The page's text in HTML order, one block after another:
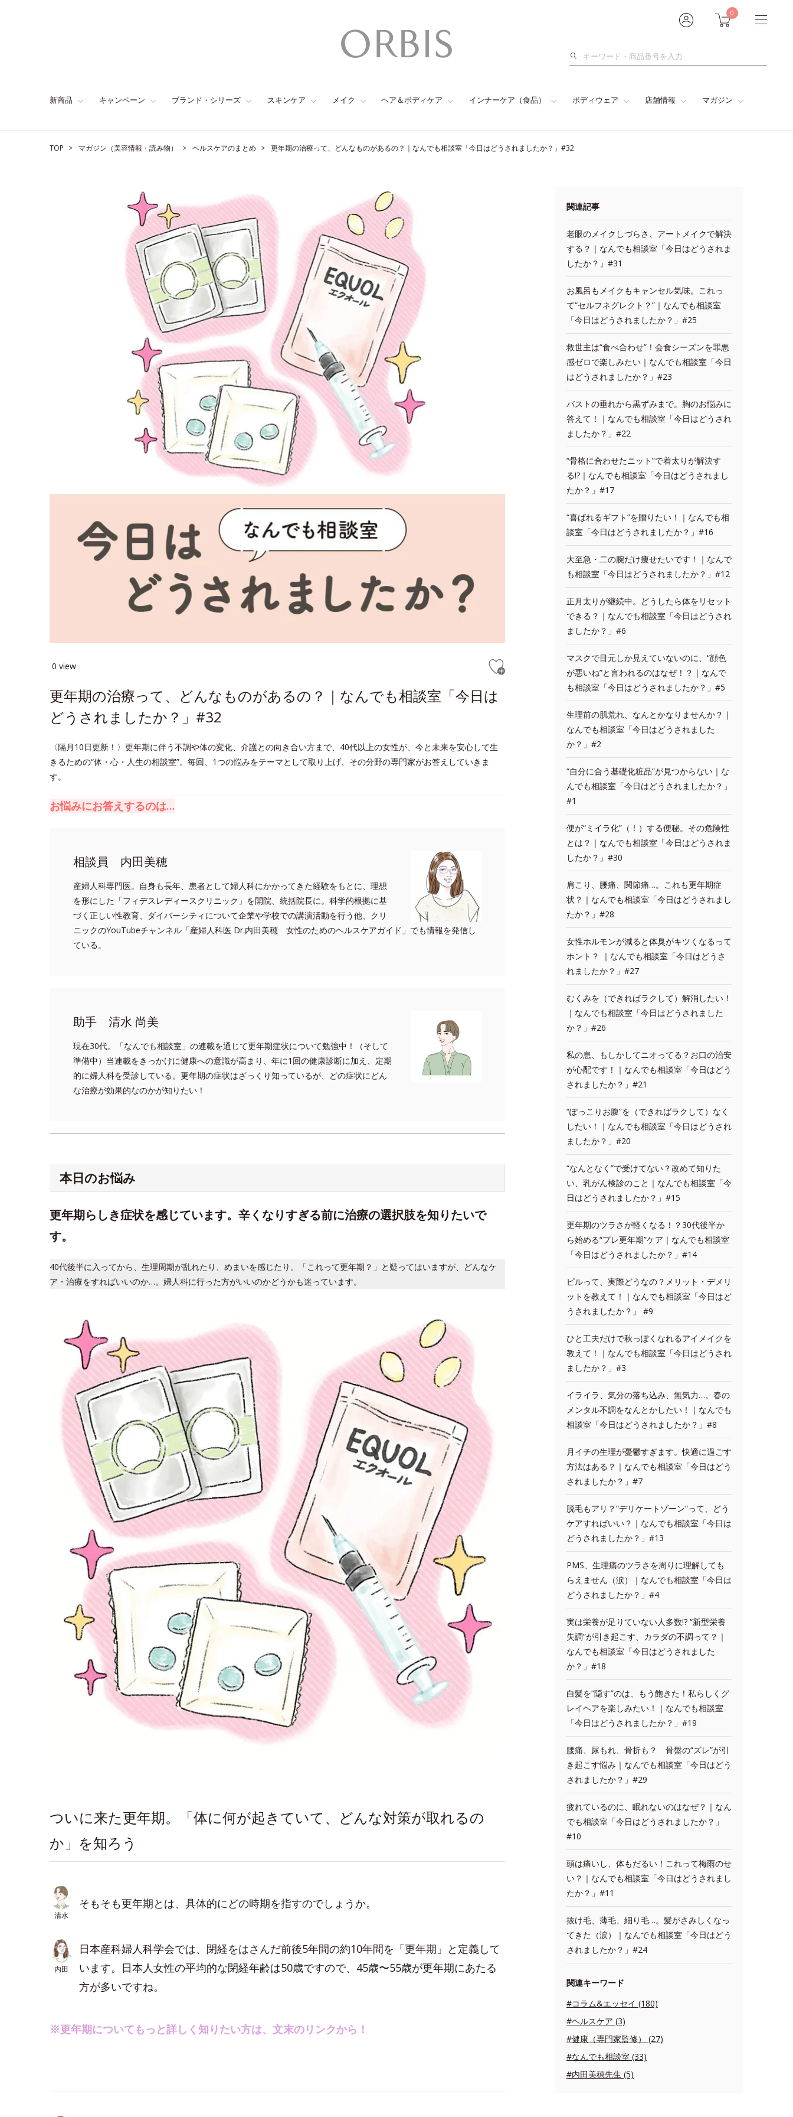
0
検
新商品 キャンペーン ブランド・シリーズ スキンケア メイク ヘア＆ボディケア インナーケア（食品） ボディウェア 店舗情報 マガジン
TOP マガジン（美容情報・読み物） ヘルスケアのまとめ 更年期の治療って、どんなものがあるの？｜なんでも相談室「今日はどうされましたか？」#32
0 view
更年期の治療って、どんなものがあるの？｜なんでも相談室「今日は
どうされましたか？」#32
〈隔月10日更新！〉更年期に伴う不調や体の変化、介護との向き合い方まで、40代以上の女性が、今と未来を安心して生
きるための“体・心・人生の相談室”。毎回、1つの悩みをテーマとして取り上げ、その分野の専門家がお答えしていきま
す。
お悩みにお答えするのは…
相談員 内田美穂
産婦人科専門医。自身も長年、患者として婦人科にかかってきた経験をもとに、理想
を形にした「フィデスレディースクリニック」を開院、統括院長に。科学的根拠に基
づく正しい性教育、ダイバーシティについて企業や学校での講演活動を行う他、クリ
ニックのYouTubeチャンネル「産婦人科医 Dr.内田美穂 女性のためのヘルスケアガイド」でも情報を発信し
ている。
助手 清水 尚美
現在30代。「なんでも相談室」の連載を通じて更年期症状について勉強中！（そして
準備中）当連載をきっかけに健康への意識が高まり、年に1回の健康診断に加え、定期
的に婦人科を受診している。更年期の症状はざっくり知っているが、どの症状にどん
な治療が効果的なのかが知りたい！
本日のお悩み
更年期らしき症状を感じています。辛くなりすぎる前に治療の選択肢を知りたいで
す。
40代後半に入ってから、生理周期が乱れたり、めまいを感じたり。「これって更年期？」と疑ってはいますが、どんなケ
ア・治療をすればいいのか…。婦人科に行った方がいいのかどうかも迷っています。
ついに来た更年期。「体に何が起きていて、どんな対策が取れるの
か」を知ろう
清水
そもそも更年期とは、具体的にどの時期を指すのでしょうか。
内田
日本産科婦人科学会では、閉経をはさんだ前後5年間の約10年間を「更年期」と定義して
います。日本人女性の平均的な閉経年齢は50歳ですので、45歳〜55歳が更年期にあたる
方が多いですね。
※更年期についてもっと詳しく知りたい方は、文末のリンクから！
関連記事
老眼のメイクしづらさ、アートメイクで解決
する？｜なんでも相談室「今日はどうされま
したか？」#31
お風呂もメイクもキャンセル気味。これっ
て“セルフネグレクト？”｜なんでも相談室
「今日はどうされましたか？」#25
救世主は“食べ合わせ”！会食シーズンを罪悪
感ゼロで楽しみたい｜なんでも相談室「今日
はどうされましたか？」#23
バストの垂れから黒ずみまで。胸のお悩みに
答えて！｜なんでも相談室「今日はどうされ
ましたか？」#22
“骨格に合わせたニット”で着太りが解決す
る!?｜なんでも相談室「今日はどうされまし
たか？」#17
“喜ばれるギフト”を贈りたい！｜なんでも相
談室「今日はどうされましたか？」#16
大至急・二の腕だけ痩せたいです！｜なんで
も相談室「今日はどうされましたか？」#12
正月太りが継続中。どうしたら体をリセット
できる？｜なんでも相談室「今日はどうされ
ましたか？」#6
マスクで目元しか見えていないのに、“顔色
が悪いね”と言われるのはなぜ！？｜なんで
も相談室「今日はどうされましたか？」#5
生理前の肌荒れ、なんとかなりませんか？｜
なんでも相談室「今日はどうされました
か？」#2
“自分に合う基礎化粧品”が見つからない｜な
んでも相談室「今日はどうされましたか？」
#1
便が“ミイラ化”（！）する便秘。その危険性
とは？｜なんでも相談室「今日はどうされま
したか？」#30
肩こり、腰痛、関節痛…。これも更年期症
状？｜なんでも相談室「今日はどうされまし
たか？」#28
女性ホルモンが減ると体臭がキツくなるって
ホント？ ｜なんでも相談室「今日はどうさ
れましたか？」#27
むくみを（できればラクして）解消したい！
｜なんでも相談室「今日はどうされました
か？」#26
私の息、もしかしてニオってる？お口の治安
が心配です！｜なんでも相談室「今日はどう
されましたか？」#21
“ぽっこりお腹”を（できればラクして）なく
したい！｜なんでも相談室「今日はどうされ
ましたか？」#20
“なんとなく”で受けてない？改めて知りた
い、乳がん検診のこと｜なんでも相談室「今
日はどうされましたか？」#15
更年期のツラさが軽くなる！？30代後半か
ら始める“プレ更年期”ケア｜なんでも相談室
「今日はどうされましたか？」#14
ピルって、実際どうなの？メリット・デメリ
ットを教えて！｜なんでも相談室「今日はど
うされましたか？」 #9
ひと工夫だけで秋っぽくなれるアイメイクを
教えて！｜なんでも相談室「今日はどうされ
ましたか？」#3
イライラ、気分の落ち込み、無気力…。春の
メンタル不調をなんとかしたい！｜なんでも
相談室「今日はどうされましたか？」#8
月イチの生理が憂鬱すぎます。快適に過ごす
方法はある？｜なんでも相談室「今日はどう
されましたか？」#7
脱毛もアリ？“デリケートゾーン”って、どう
ケアすればいい？｜なんでも相談室「今日は
どうされましたか？」#13
PMS、生理痛のツラさを周りに理解しても
らえません（涙）｜なんでも相談室「今日は
どうされましたか？」#4
実は栄養が足りていない人多数!? “新型栄養
失調”が引き起こす、カラダの不調って？｜
なんでも相談室「今日はどうされました
か？」#18
白髪を“隠す”のは、もう飽きた！私らしくグ
レイヘアを楽しみたい！｜なんでも相談室
「今日はどうされましたか？」#19
腰痛、尿もれ、骨折も？ 骨盤の“ズレ”が引
き起こす悩み｜なんでも相談室「今日はどう
されましたか？」#29
疲れているのに、眠れないのはなぜ？｜なん
でも相談室「今日はどうされましたか？」
#10
頭は痛いし、体もだるい！これって梅雨のせ
い？｜なんでも相談室「今日はどうされまし
たか？」#11
抜け毛、薄毛、細り毛…。髪がさみしくなっ
てきた（涙）｜なんでも相談室「今日はどう
されましたか？」#24
関連キーワード
#コラム&エッセイ (180)
#ヘルスケア (3)
#健康（専門家監修） (27)
#なんでも相談室 (33)
#内田美穂先生 (5)